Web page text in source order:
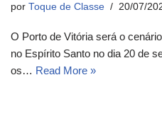
por Toque de Classe 20/07/
O Porto de Vitória será o
no Espírito Santo no dia 20 de
os… Read More »